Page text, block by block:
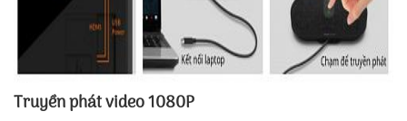
Truyền phát video 1080P